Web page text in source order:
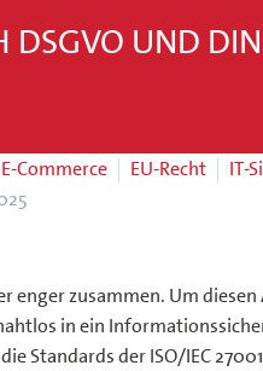
DSGVO UND
E-Commerce EU-Recht IT-
zusammen. Um
in ein
Standards der ISO/IEC